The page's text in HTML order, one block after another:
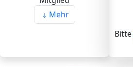
Mehr
Bitte